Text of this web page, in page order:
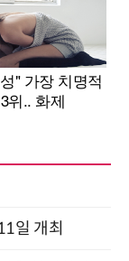
일 개최